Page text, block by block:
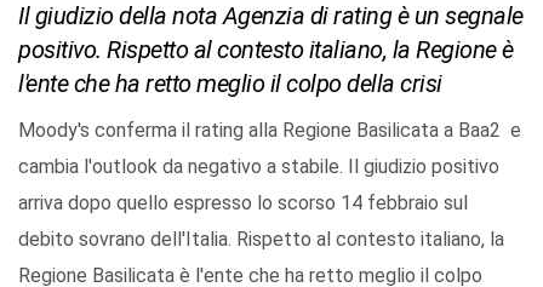
Il giudizio della nota Agenzia di rating è un segnale
positivo. Rispetto al contesto italiano, la Regione è
l'ente che ha retto meglio il colpo della crisi
Moody's conferma il rating alla Regione Basilicata a Baa2 e
cambia l'outlook da negativo a stabile. Il giudizio positivo
arriva dopo quello espresso lo scorso 14 febbraio sul
debito sovrano dell'Italia. Rispetto al contesto italiano, la
Regione Basilicata è l'ente che ha retto meglio il colpo